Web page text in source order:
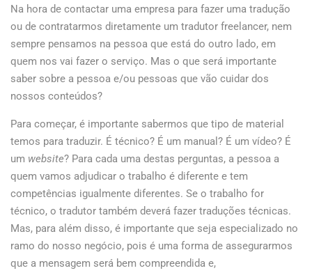
Na hora de contactar uma empresa para fazer uma tradução
ou de contratarmos diretamente um tradutor freelancer, nem
sempre pensamos na pessoa que está do outro lado, em
quem nos vai fazer o serviço. Mas o que será importante
saber sobre a pessoa e/ou pessoas que vão cuidar dos
nossos conteúdos?
Para começar, é importante sabermos que tipo de material
temos para traduzir. É técnico? É um manual? É um vídeo? É
um website? Para cada uma destas perguntas, a pessoa a
quem vamos adjudicar o trabalho é diferente e tem
competências igualmente diferentes. Se o trabalho for
técnico, o tradutor também deverá fazer traduções técnicas.
Mas, para além disso, é importante que seja especializado no
ramo do nosso negócio, pois é uma forma de assegurarmos
que a mensagem será bem compreendida e,